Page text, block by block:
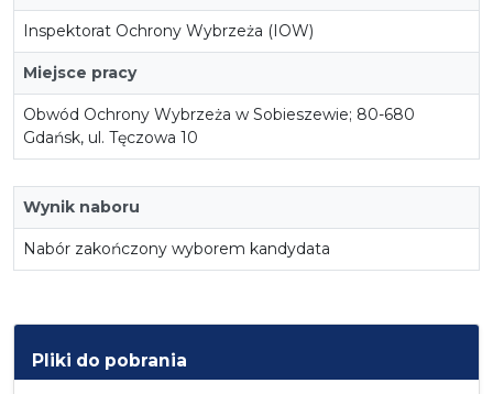
Inspektorat Ochrony Wybrzeża (IOW)
Miejsce pracy
Obwód Ochrony Wybrzeża w Sobieszewie; 80-680
Gdańsk, ul. Tęczowa 10
Wynik naboru
Nabór zakończony wyborem kandydata
Pliki do pobrania